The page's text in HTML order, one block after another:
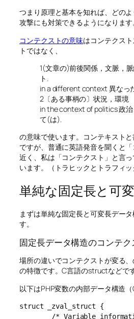
つまり原理と基本を知れば、どの
攻撃にも対策できるようになります
コンテクストの意味はコンテクス
トではなく、
1(文章の)前後関係，文脈，
ト.
in a different context 異なっ
2〔ある事柄の〕状況，環境
in the context of politics 政
て(は).
の意味で使います。コンテキスト
ですが、普通に英語発音を聞くと
近く、私は「コンテクスト」と言
います。（トラヒックとトラフィッ
単純な固定長と可
まずは単純な固定長と可変長デー
す。
固定長データ構造のコンテク
場所の違いでコンテクストが変る
の特徴です。C言語のstructなどです
以下はPHP変数の内部データ構造（
struct _zval_struct {